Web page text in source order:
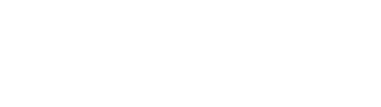
報の紛失、破壊、漏洩等などの危険防止に努めます。